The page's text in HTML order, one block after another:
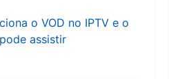
o VOD no IPTV e o
assistir